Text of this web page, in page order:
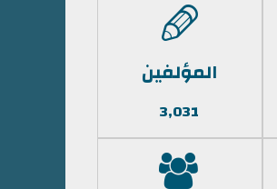
المؤلفين
3,031